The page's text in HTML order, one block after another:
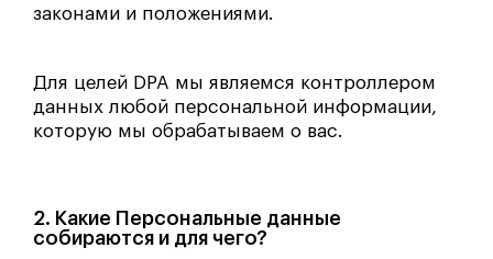
законами и положениями.
Для целей DPA мы являемся контроллером
данных любой персональной информации,
которую мы обрабатываем о вас.
2. Какие Персональные данные
собираются и для чего?